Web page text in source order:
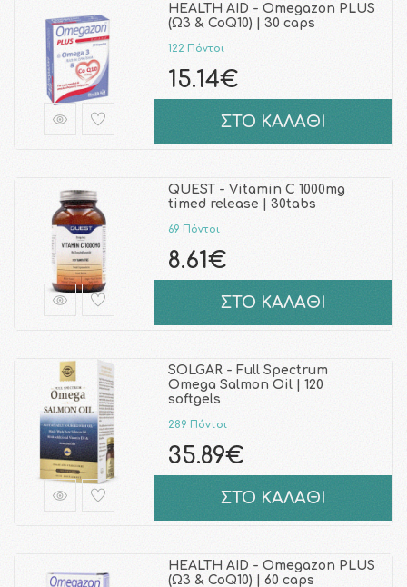
HEALTH AID - Omegazon PLUS
(Ω3 & CoQ10) | 30 caps
122 Πόντοι
15.14€
ΣΤΟ ΚΑΛΑΘΙ
QUEST - Vitamin C 1000mg
timed release | 30tabs
69 Πόντοι
8.61€
ΣΤΟ ΚΑΛΑΘΙ
SOLGAR - Full Spectrum
Omega Salmon Oil | 120
softgels
289 Πόντοι
35.89€
ΣΤΟ ΚΑΛΑΘΙ
HEALTH AID - Omegazon PLUS
(Ω3 & CoQ10) | 60 caps